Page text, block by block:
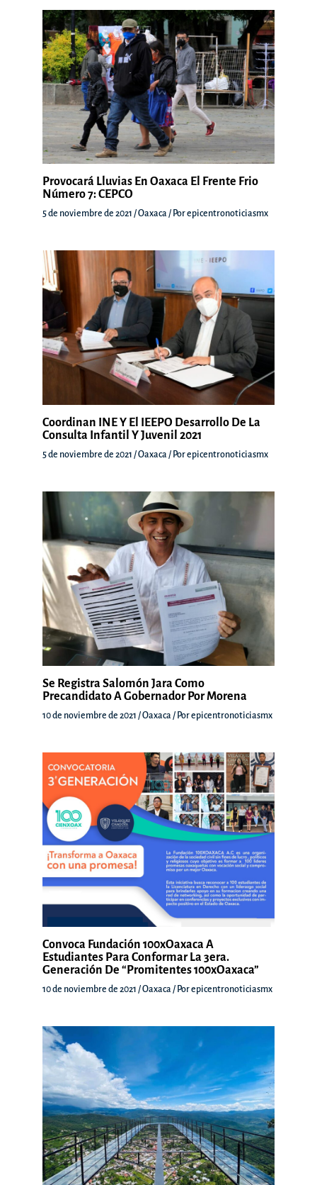
Provocará Lluvias En Oaxaca El Frente Frio
Número 7: CEPCO
5 de noviembre de 2021 /Oaxaca / Porepicentronoticiasmx
Coordinan INE Y El IEEPO Desarrollo De La
Consulta Infantil Y Juvenil 2021
5 de noviembre de 2021 /Oaxaca / Porepicentronoticiasmx
Se Registra Salomón Jara Como
Precandidato A Gobernador Por Morena
10 de noviembre de 2021 /Oaxaca / Porepicentronoticiasmx
Convoca Fundación 100xOaxaca A
Estudiantes Para Conformar La 3era.
Generación De “Promitentes 100xOaxaca”
10 de noviembre de 2021 /Oaxaca / Porepicentronoticiasmx